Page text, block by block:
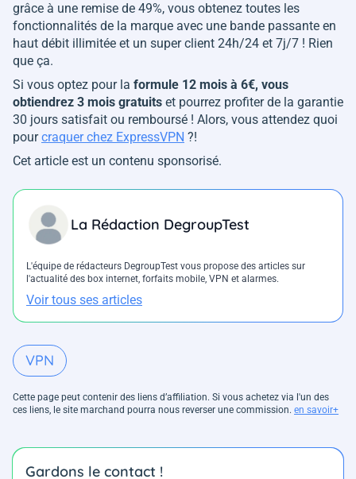
grâce à une remise de 49%, vous obtenez toutes les
fonctionnalités de la marque avec une bande passante en
haut débit illimitée et un super client 24h/24 et 7j/7 ! Rien
que ça.
Si vous optez pour la formule 12 mois à 6€, vous
obtiendrez 3 mois gratuits et pourrez profiter de la garantie
30 jours satisfait ou remboursé ! Alors, vous attendez quoi
pourcraquer chez ExpressVPN ?!
Cet article est un contenu sponsorisé.
La Rédaction DegroupTest
L'équipe de rédacteurs DegroupTest vous propose des articles sur
l'actualité des box internet, forfaits mobile, VPN et alarmes.
Voir tous ses articles
VPN
Cette page peut contenir des liens d’affiliation. Si vous achetez via l'un des
ces liens, le site marchand pourra nous reverser une commission. en savoir+
Gardons le contact !